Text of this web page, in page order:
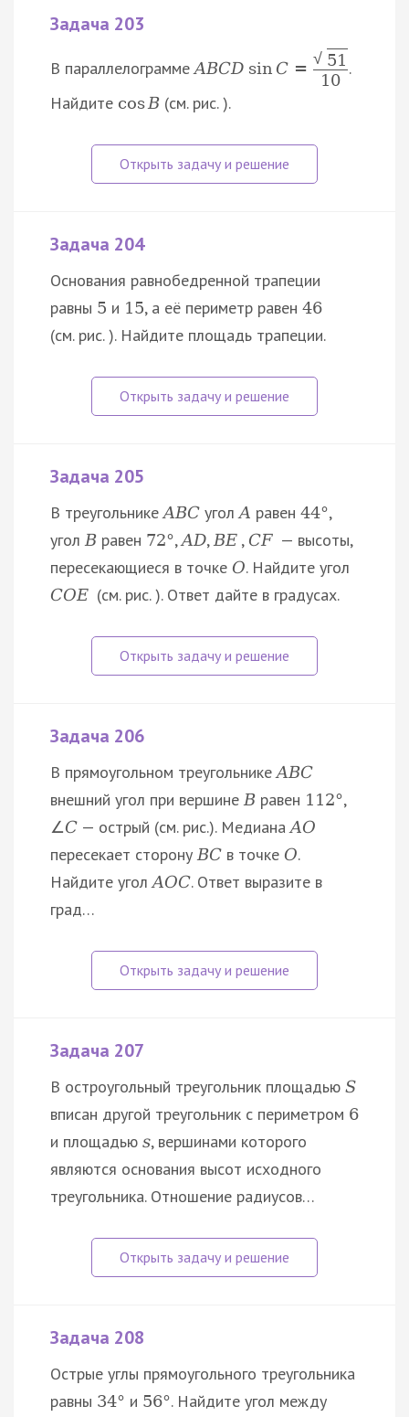
Задача 203
В параллелограммеABCD sin C = √ 51
10
.
Найдите cosB (см. рис. ).
Задача 204
Основания равнобедренной трапеции
равны 5 и 15, а её периметр равен 46
(см. рис. ). Найдите площадь трапеции.
Задача 205
В треугольникеABC уголA равен 44°,
уголB равен 72°,AD,BE , CF — высоты,
пересекающиеся в точке O. Найдите угол
COE (см. рис. ). Ответ дайте в градусах.
Задача 206
В прямоугольном треугольникеABC
внешний угол при вершинеB равен 112°,
∠C — острый (см. рис.). МедианаAO
пересекает сторонуBC в точке O.
Найдите уголAOC. Ответ выразите в
град…
Задача 207
В остроугольный треугольник площадью S
вписан другой треугольник с периметром 6
и площадью s, вершинами которого
являются основания высот исходного
треугольника. Отношение радиусов…
Задача 208
Острые углы прямоугольного треугольника
равны 34° и 56°. Найдите угол между